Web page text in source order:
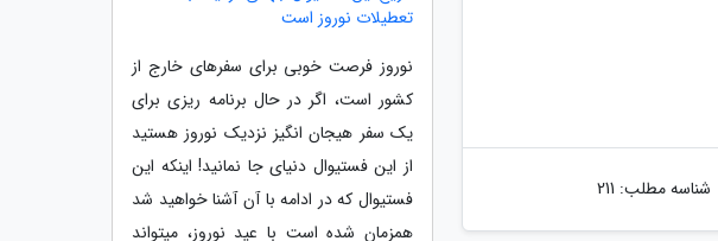
شناسه مطلب: 211
تعطیلات نوروز است
نوروز فرصت خوبی برای سفرهای خارج از
کشور است، اگر در حال برنامه ریزی برای
یک سفر هیجان انگیز نزدیک نوروز هستید
از این فستیوال دنیای جا نمانید! اینکه این
فستیوال که در ادامه با آن آشنا خواهید شد
همزمان شده است با عید نوروز، میتواند